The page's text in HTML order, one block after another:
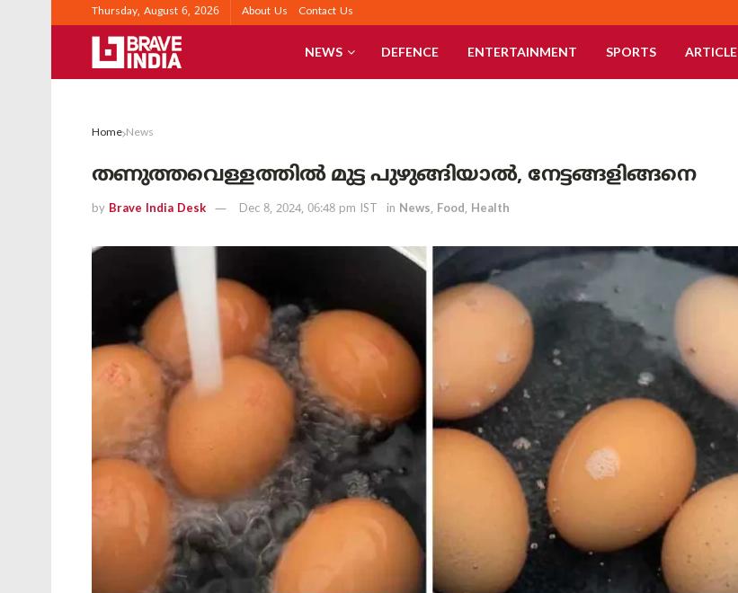
Thursday, August 6, 2026 About Us Contact Us
NEWS DEFENCE ENTERTAINMENT SPORTS ARTICLE
Home News
തണുത്തവെള്ളത്തില്‍ മുട്ട പുഴുങ്ങിയാല്‍, നേട്ടങ്ങളിങ്ങനെ
by Brave India Desk Dec 8, 2024, 06:48 pm IST in News, Food, Health